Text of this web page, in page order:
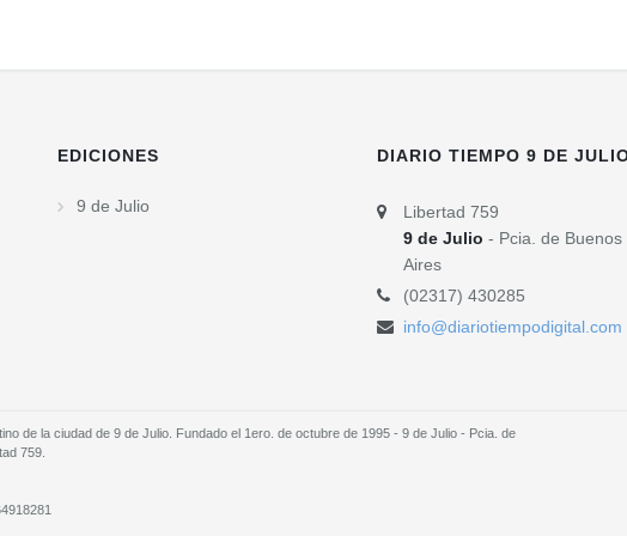
EDICIONES
9 de Julio
DIARIO TIEMPO 9 DE
Libertad 759
9 de Julio - Pcia. de Buenos
Aires
(02317) 430285
info@diariotiempodigital.com
de la ciudad de 9 de Julio. Fundado el 1ero. de octubre de 1995 - 9 de Julio - Pcia. de
759.